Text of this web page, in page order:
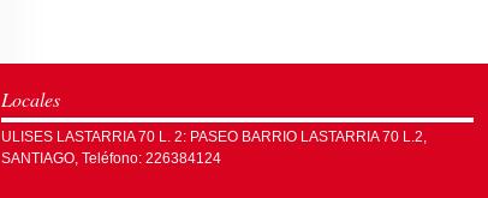
Locales
ULISES LASTARRIA 70 L. 2: PASEO BARRIO LASTARRIA 70 L.2,
SANTIAGO, Teléfono: 226384124